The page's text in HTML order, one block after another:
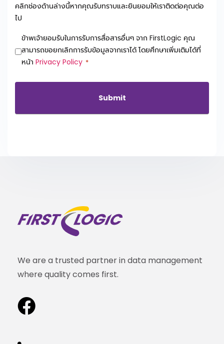
คลิกช่องด้านล่างนี้หากคุณรับทราบและยินยอมให้เราติดต่อคุณต่อ
ไป
Consent
*
ข้าพเจ้ายอมรับในการรับการสื่อสารอื่นๆ จาก FirstLogic คุณ
สามารถขอยกเลิกการรับข้อมูลจากเราได้ โดยศึกษาเพิ่มเติมได้ที่
หน้า Privacy Policy *
We are a trusted partner in data management
where quality comes first.